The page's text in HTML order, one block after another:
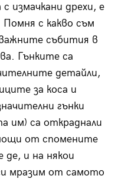
измачкани дрехи, е
с какво съм
събития в
Гънките са
детайли,
за коса и
гънки
им) са откраднали
от спомените
и на някои
мразим от самото